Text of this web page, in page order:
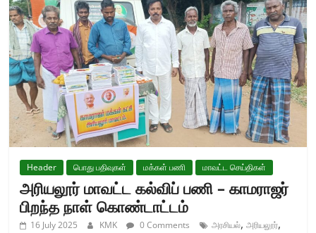
Header பொது பதிவுகள் மக்கள் பணி மாவட்ட செய்திகள்
அரியலூர் மாவட்ட கல்விப் பணி – காமராஜர்
பிறந்த நாள் கொண்டாட்டம்
16 July 2025 KMK 0 Comments அரசியல்,அரியலூர்,